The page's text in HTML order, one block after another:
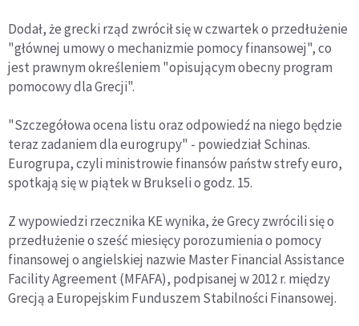
Dodał, że grecki rząd zwrócił się w czwartek o przedłużenie
"głównej umowy o mechanizmie pomocy finansowej", co
jest prawnym określeniem "opisującym obecny program
pomocowy dla Grecji".
"Szczegółowa ocena listu oraz odpowiedź na niego będzie
teraz zadaniem dla eurogrupy" - powiedział Schinas.
Eurogrupa, czyli ministrowie finansów państw strefy euro,
spotkają się w piątek w Brukseli o godz. 15.
Z wypowiedzi rzecznika KE wynika, że Grecy zwrócili się o
przedłużenie o sześć miesięcy porozumienia o pomocy
finansowej o angielskiej nazwie Master Financial Assistance
Facility Agreement (MFAFA), podpisanej w 2012 r. między
Grecją a Europejskim Funduszem Stabilności Finansowej.